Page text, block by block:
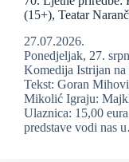
(15+), Teatar
27.07.2026.
Ponedjeljak, 27.
Komedija Istrijan na
Tekst: Goran
Mikolić Igraju:
Ulaznica: 15,00
predstave vodi nas